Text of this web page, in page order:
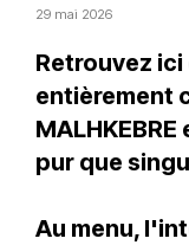
29 mai 2026
Retrouvez
entièrement
pur que
Au menu,